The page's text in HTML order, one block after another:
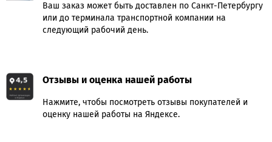
Ваш заказ может быть доставлен по Санкт-Петербургу
или до терминала транспортной компании на
следующий рабочий день.
Отзывы и оценка нашей работы
Нажмите, чтобы посмотреть отзывы покупателей и
оценку нашей работы на Яндексе.